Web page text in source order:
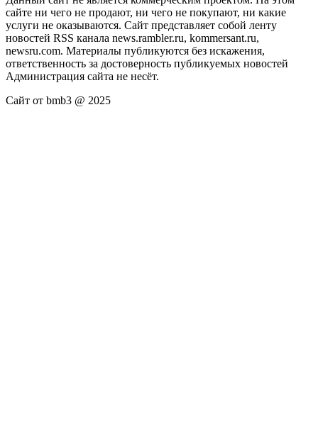
сайте ни чего не продают, ни чего не покупают, ни какие
услуги не оказываются. Сайт представляет собой ленту
новостей RSS канала news.rambler.ru, kommersant.ru,
newsru.com. Материалы публикуются без искажения,
ответственность за достоверность публикуемых новостей
Администрация сайта не несёт.
Сайт от bmb3 @ 2025